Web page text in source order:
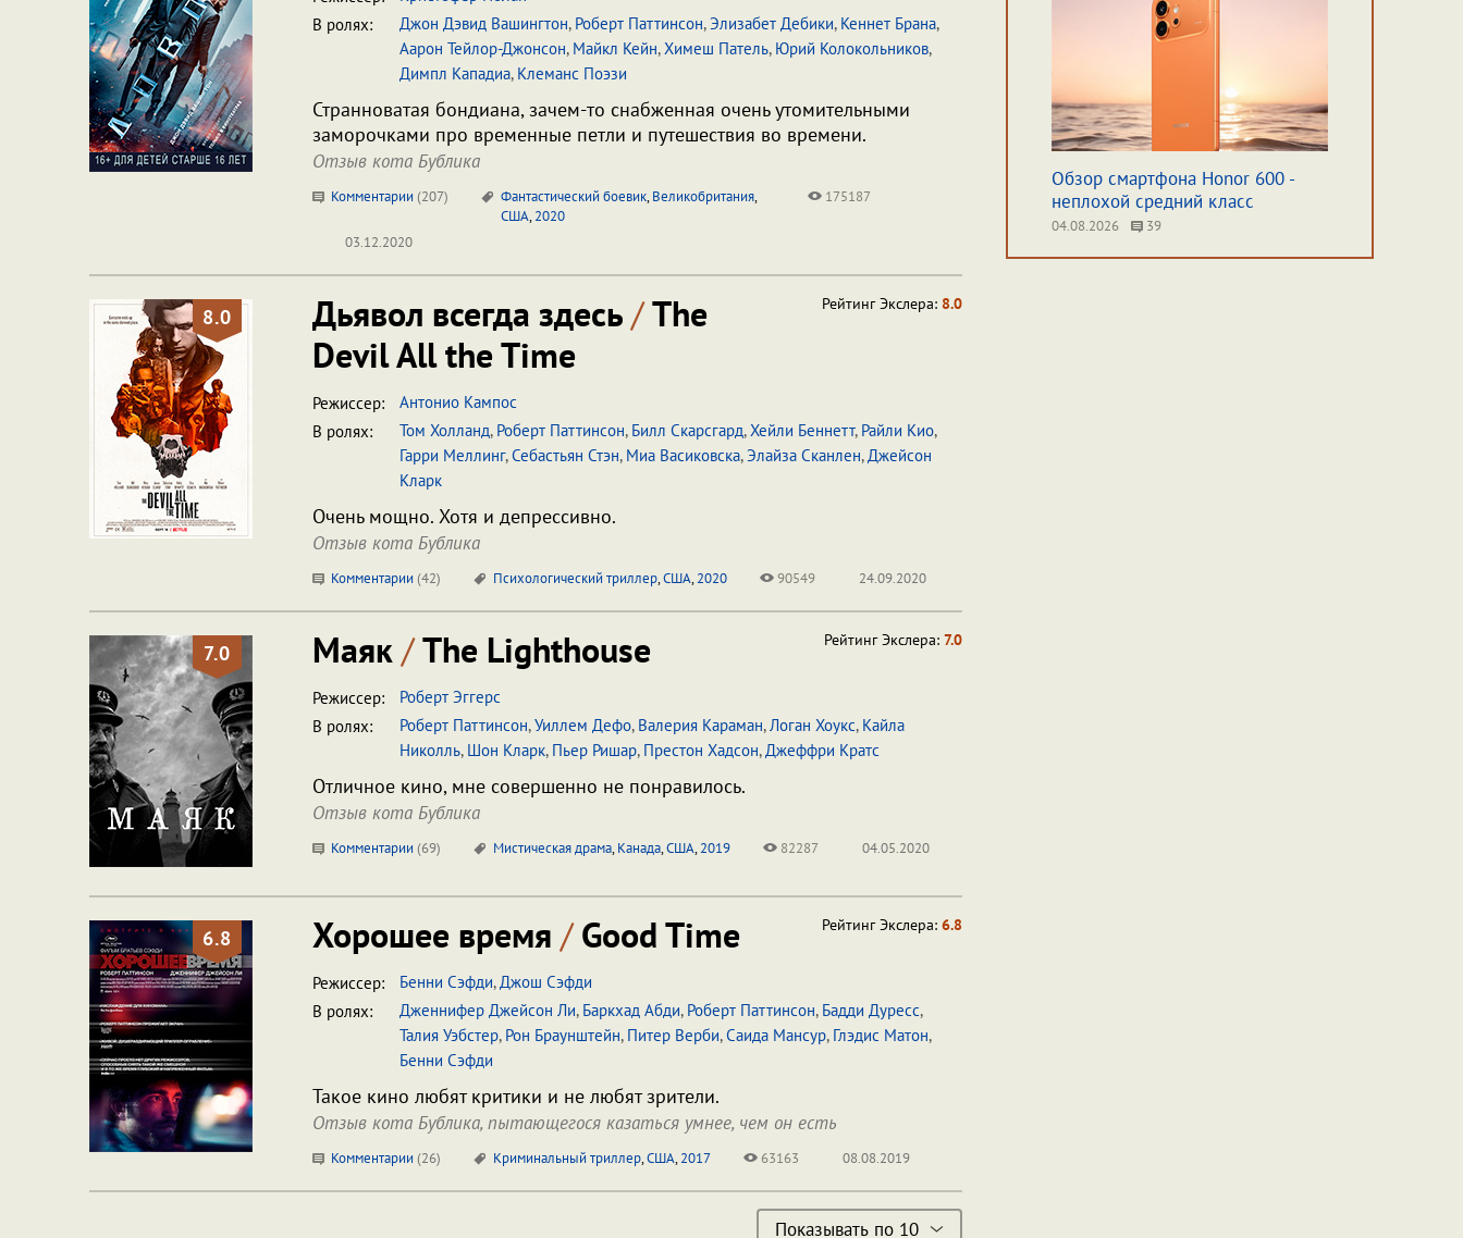
В ролях:
Джон Дэвид Вашингтон, Роберт Паттинсон,Элизабет Дебики, Кеннет Брана,
Аарон Тейлор-Джонсон, Майкл Кейн,Химеш Патель, Юрий Колокольников,
Димпл Кападиа, Клеманс Поэзи
Странноватая бондиана, зачем-то снабженная очень утомительными
заморочками про временные петли и путешествия во времени.
Отзыв кота Бублика
Комментарии (207) Фантастический боевик,Великобритания,
США,2020
175187
03.12.2020
8.0 Дьявол всегда здесь/The
Devil All the Time
Рейтинг Экслера: 8.0
Режиссер:
Антонио Кампос
В ролях:
Том Холланд, Роберт Паттинсон, Билл Скарсгард,Хейли Беннетт, Райли Кио,
Гарри Меллинг,Себастьян Стэн, Миа Васиковска,Элайза Сканлен,Джейсон
Кларк
Очень мощно. Хотя и депрессивно.
Отзыв кота Бублика
Комментарии (42) Психологический триллер,США,2020 90549 24.09.2020
7.0 Маяк/The Lighthouse Рейтинг Экслера: 7.0
Режиссер:
Роберт Эггерс
В ролях:
Роберт Паттинсон,Уиллем Дефо, Валерия Караман,Логан Хоукс, Кайла
Николль, Шон Кларк, Пьер Ришар, Престон Хадсон,Джеффри Кратс
Отличное кино, мне совершенно не понравилось.
Отзыв кота Бублика
Комментарии (69) Мистическая драма,Канада,США,2019 82287 04.05.2020
6.8 Хорошее время /Good Time Рейтинг Экслера: 6.8
Режиссер: Бенни Сэфди,Джош Сэфди
В ролях:
Дженнифер Джейсон Ли, Баркхад Абди, Роберт Паттинсон, Бадди Дуресс,
Талия Уэбстер, Рон Браунштейн, Питер Верби,Саида Мансур, Глэдис Матон,
Бенни Сэфди
Такое кино любят критики и не любят зрители.
Отзыв кота Бублика, пытающегося казаться умнее, чем он есть
Комментарии (26) Криминальный триллер,США,2017 63163 08.08.2019
Показывать по 10
Обзор смартфона Honor 600 -
неплохой средний класс
04.08.2026 39